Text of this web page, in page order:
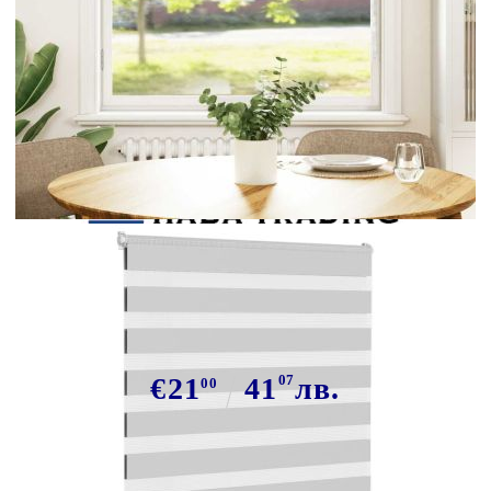
Сподели Tweet
Зеброва щора 105x150 см Ширина
на плата 100,9 см Полиестер
€2100 4107лв.